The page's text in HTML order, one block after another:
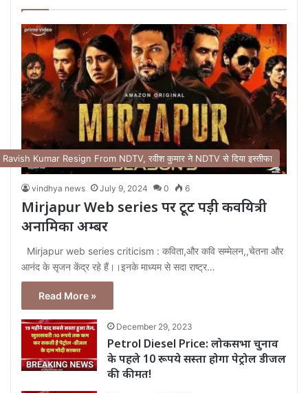
Ravish Kumar Resign From NDTV, रवीश कुमार ने NDTV से दिया इस्तीफा
vindhya news July 9, 2024 0 6
Mirjapur Web series पर टूट पड़ी कवयित्री
अनामिका अम्बर
Mirjapur web series criticism : कविता,और कवि सम्मेलन,,चेतना और
आनंद के सृजन केंद्र रहे हैं।।इनके माध्यम से सदा राष्ट्र…
Read More »
December 29, 2023
Petrol Diesel Price: लोकसभा चुनाव
के पहले 10 रूपये सस्ता होगा पेट्रोल डीजल
की कीमत!